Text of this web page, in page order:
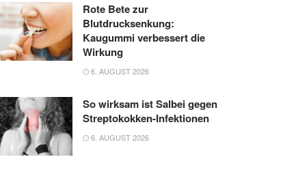
Rote Bete zur
Blutdrucksenkung:
Kaugummi verbessert die
Wirkung
6. AUGUST 2026
So wirksam ist Salbei gegen
Streptokokken-Infektionen
6. AUGUST 2026